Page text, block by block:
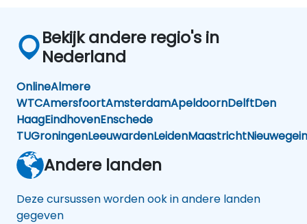
Bekijk andere regio's in
Nederland
OnlineAlmere
WTCAmersfoortAmsterdamApeldoornDelftDen
HaagEindhovenEnschede
TUGroningenLeeuwardenLeidenMaastrichtNieuwegein
Andere landen
Deze cursussen worden ook in andere landen
gegeven